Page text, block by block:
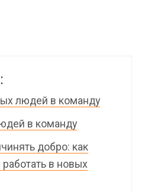
людей в команду
в команду
добро: как
в новых